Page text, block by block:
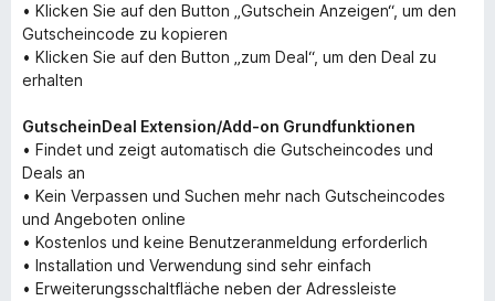
• Klicken Sie auf den Button „Gutschein Anzeigen“, um den
Gutscheincode zu kopieren
• Klicken Sie auf den Button „zum Deal“, um den Deal zu
erhalten
GutscheinDeal Extension/Add-on Grundfunktionen
• Findet und zeigt automatisch die Gutscheincodes und
Deals an
• Kein Verpassen und Suchen mehr nach Gutscheincodes
und Angeboten online
• Kostenlos und keine Benutzeranmeldung erforderlich
• Installation und Verwendung sind sehr einfach
• Erweiterungsschaltfläche neben der Adressleiste